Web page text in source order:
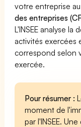
votre entreprise
des entreprises
L'INSEE analyse
activités exercées
correspond selon
exercée.
Pour résumer :
moment de
par l'INSEE.